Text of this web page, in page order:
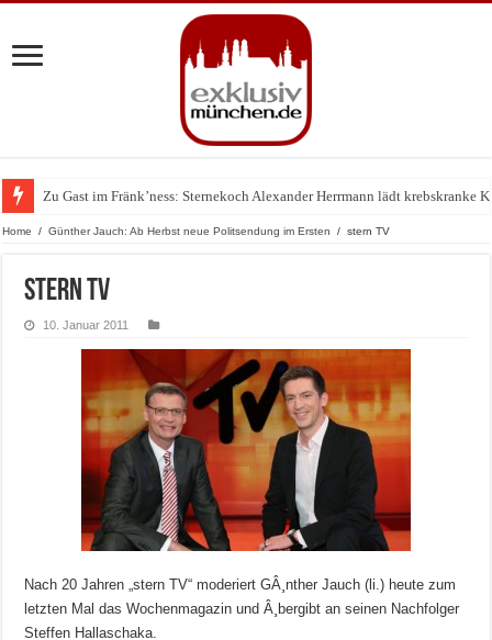
Zu Gast im Fränk’ness: Sternekoch Alexander Herrmann lädt krebskranke
Warum München gerade zum Treffpunkt der Lingerie-Branche wurde
Home / Günther Jauch: Ab Herbst neue Politsendung im Ersten / stern TV
stern TV
10. Januar 2011
Nach 20 Jahren „stern TV“ moderiert GÂ¸nther Jauch (li.) heute zum
letzten Mal das Wochenmagazin und Â¸bergibt an seinen Nachfolger
Steffen Hallaschaka.